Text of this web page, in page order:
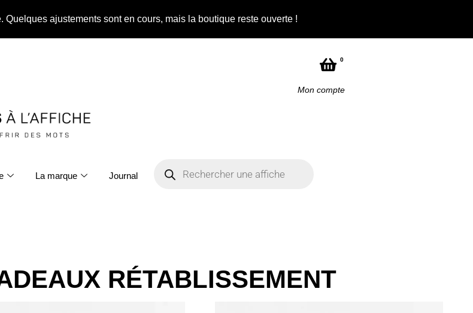
Quelques ajustements sont en cours, mais la boutique reste ouverte !
0
Mon compte
La marque Journal
RÉTABLISSEMENT